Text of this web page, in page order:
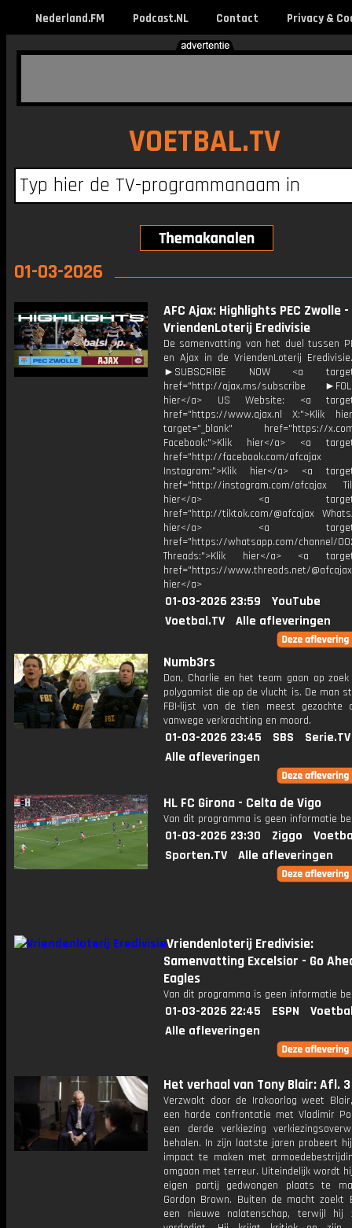
Nederland.FM Podcast.NL Contact Privacy &
VOETBAL.TV
01-03-2026
AFC Ajax: Highlights PEC Zwolle -
VriendenLoterij Eredivisie
De samenvatting van het duel tussen
en Ajax in de VriendenLoterij
►SUBSCRIBE NOW <a
href="http://ajax.ms/subscribe
hier</a> US Website: <a
href="https://www.ajax.nl X:">Klik
target="_blank" href="https://x.com/
Facebook:">Klik hier</a> <a
href="http://facebook.com/afcajax
Instagram:">Klik hier</a> <a
href="http://instagram.com/afcajax
hier</a> <a
href="http://tiktok.com/@afcajax
hier</a> <a
href="https://whatsapp.com/channel/
Threads:">Klik hier</a> <a
href="https://www.threads.net/
hier</a>
01-03-2026 23:59
YouTube
Voetbal.TV
Alle afleveringen
Numb3rs
Don, Charlie en het team gaan op
polygamist die op de vlucht is. De man
FBI-lijst van de tien meest gezochte
vanwege verkrachting en moord.
01-03-2026 23:45 SBS
Serie.TV
Alle afleveringen
HL FC Girona - Celta de Vigo
Van dit programma is geen informatie
01-03-2026 23:30 Ziggo
Sporten.TV
Alle afleveringen
Vriendenloterij Eredivisie:
Samenvatting Excelsior - Go
Eagles
Van dit programma is geen informatie
01-03-2026 22:45 ESPN
Alle afleveringen
Het verhaal van Tony Blair: Afl. 3
Verzwakt door de Irakoorlog weet
een harde confrontatie met Vladimir
een derde verkiezing
behalen. In zijn laatste jaren probeert
impact te maken met
omgaan met terreur. Uiteindelijk wordt
eigen partij gedwongen plaats te
Gordon Brown. Buiten de macht zoekt
een nieuwe nalatenschap, terwijl hij